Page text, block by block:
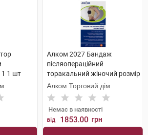
1 1 шт
Алком 2027 Бандаж
післяопераційний
торакальний жіночий розмір
3 1 шт
Алком Торговий дім
Немає в наявності
від 1853.00 грн